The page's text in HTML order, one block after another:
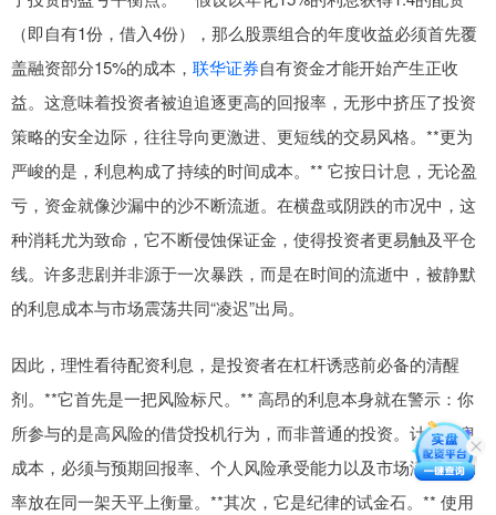
（即自有1份，借入4份），那么股票组合的年度收益必须首先覆
盖融资部分15%的成本， 联华证券自有资金才能开始产生正收
益。这意味着投资者被迫追逐更高的回报率，无形中挤压了投资
策略的安全边际，往往导向更激进、更短线的交易风格。**更为
严峻的是，利息构成了持续的时间成本。** 它按日计息，无论盈
亏，资金就像沙漏中的沙不断流逝。在横盘或阴跌的市况中，这
种消耗尤为致命，它不断侵蚀保证金，使得投资者更易触及平仓
线。许多悲剧并非源于一次暴跌，而是在时间的流逝中，被静默
的利息成本与市场震荡共同“凌迟”出局。
因此，理性看待配资利息，是投资者在杠杆诱惑前必备的清醒
剂。**它首先是一把风险标尺。** 高昂的利息本身就在警示：你
所参与的是高风险的借贷投机行为，而非普通的投资。计算利息
成本，必须与预期回报率、个人风险承受能力以及市场潜在波动
率放在同一架天平上衡量。**其次，它是纪律的试金石。** 使用